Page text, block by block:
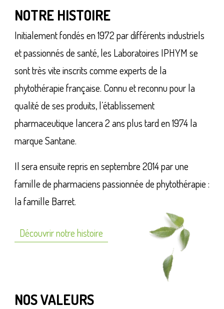
NOTRE HISTOIRE
Initialement fondés en 1972 par différents industriels
et passionnés de santé, les Laboratoires IPHYM se
sont très vite inscrits comme experts de la
phytothérapie française. Connu et reconnu pour la
qualité de ses produits, l’établissement
pharmaceutique lancera 2 ans plus tard en 1974 la
marque Santane.
Il sera ensuite repris en septembre 2014 par une
famille de pharmaciens passionnée de phytothérapie :
la famille Barret.
Découvrir notre histoire
NOS VALEURS